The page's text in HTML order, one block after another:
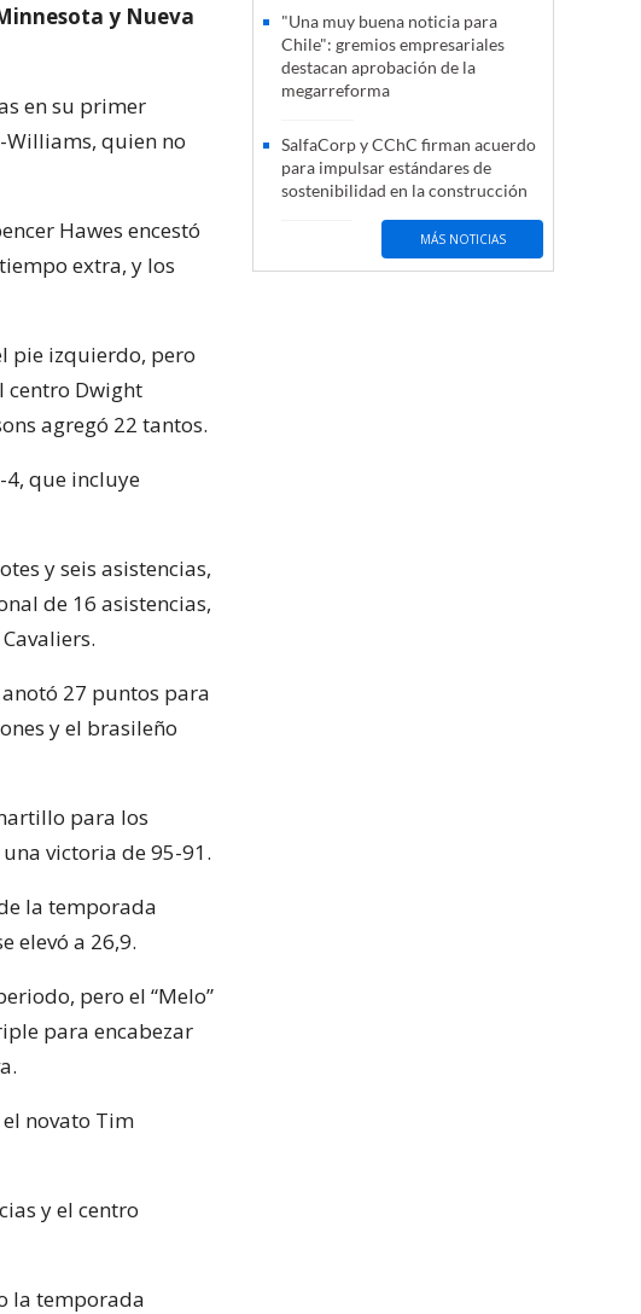
y Nueva
en su primer
quien no
Hawes encestó
extra, y los
pie izquierdo, pero
centro Dwight
agregó 22 tantos.
4, que incluye
y seis asistencias,
de 16 asistencias,
27 puntos para
y el brasileño
para los
victoria de 95-91.
la temporada
elevó a 26,9.
pero el “Melo”
para encabezar
novato Tim
y el centro
la temporada
"Una muy buena noticia para
Chile": gremios empresariales
destacan aprobación de la
megarreforma
SalfaCorp y CChC firman acuerdo
para impulsar estándares de
sostenibilidad en la construcción
MÁS NOTICIAS